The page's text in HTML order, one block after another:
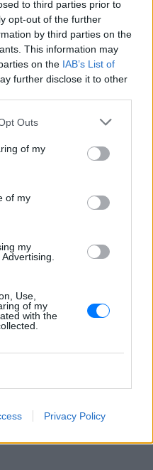
to third parties prior to
opt-out of the further
by third parties on the
This information may
on the IAB’s List of
further disclose it to other
Outs
of my
of my
my
Use,
of my
with the
Privacy Policy
στο
Google News
Τα νέα της ημέρας
και στο Instagram